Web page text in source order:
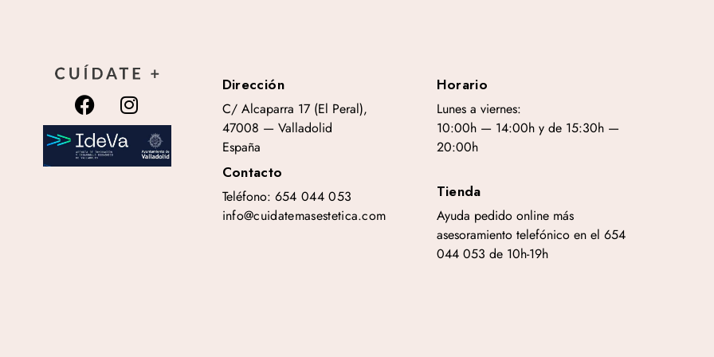
Dirección
C/ Alcaparra 17 (El Peral),
47008 — Valladolid
España
Contacto
Teléfono: 654 044 053
info@cuidatemasestetica.com
Horario
Lunes a viernes:
10:00h — 14:00h y de 15:30h —
20:00h
Tienda
Ayuda pedido online más
asesoramiento telefónico en el 654
044 053 de 10h-19h